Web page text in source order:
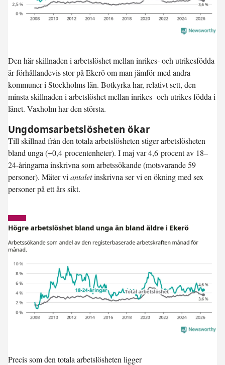
Den här skillnaden i arbetslöshet mellan inrikes- och utrikesfödda
är förhållandevis stor på Ekerö om man jämför med andra
kommuner i Stockholms län. Botkyrka har, relativt sett, den
minsta skillnaden i arbetslöshet mellan inrikes- och utrikes födda i
länet. Vaxholm har den största.
Ungdomsarbetslösheten ökar
Till skillnad från den totala arbetslösheten stiger arbetslösheten
bland unga (+0,4 procentenheter). I maj var4,6 procentav 18–
24-åringarna inskrivna som arbetssökande (motsvarande 59
personer). Mäter vi antaletinskrivna ser vi en ökning med sex
personer på ett års sikt.
Precis som den totala arbetslösheten ligger